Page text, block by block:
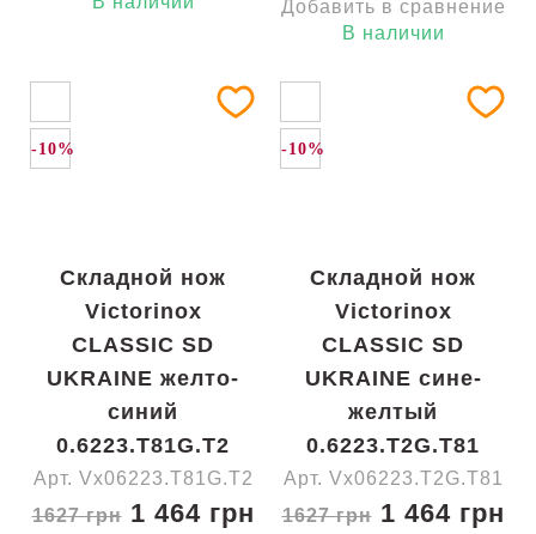
Добавить в сравнение
В наличии
-10%
Складной нож
Victorinox
CLASSIC SD
UKRAINE желто-
синий
0.6223.T81G.T2
Арт. Vx06223.T81G.T2
1627 грн1 464 грн
-10%
Складной нож
Victorinox
CLASSIC SD
UKRAINE сине-
желтый
0.6223.T2G.T81
Арт. Vx06223.T2G.T81
1627 грн1 464 грн